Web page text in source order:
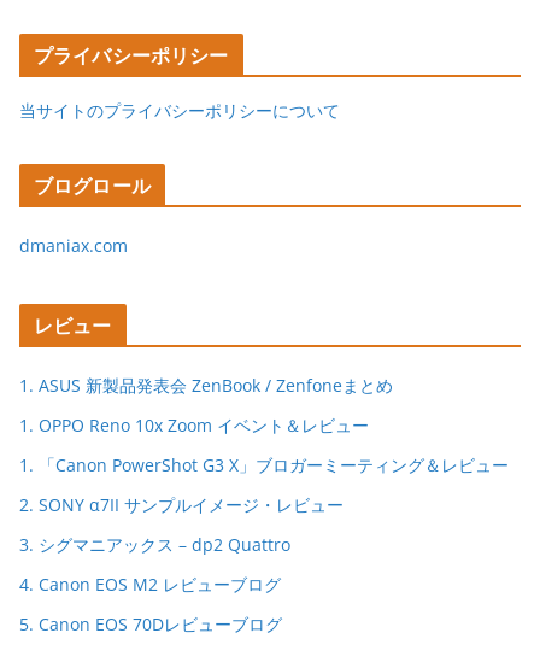
プライバシーポリシー
当サイトのプライバシーポリシーについて
ブログロール
dmaniax.com
レビュー
1. ASUS 新製品発表会 ZenBook / Zenfoneまとめ
1. OPPO Reno 10x Zoom イベント＆レビュー
1. 「Canon PowerShot G3 X」ブロガーミーティング＆レビュー
2. SONY α7II サンプルイメージ・レビュー
3. シグマニアックス – dp2 Quattro
4. Canon EOS M2 レビューブログ
5. Canon EOS 70Dレビューブログ